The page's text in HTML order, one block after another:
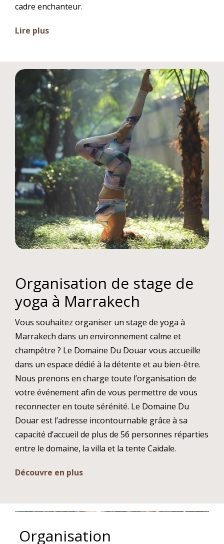
cadre enchanteur.
Lire plus
Organisation de stage de
yoga à Marrakech
Vous souhaitez organiser un stage de yoga à
Marrakech dans un environnement calme et
champêtre ? Le Domaine Du Douar vous accueille
dans un espace dédié à la détente et au bien-être.
Nous prenons en charge toute l’organisation de
votre événement afin de vous permettre de vous
reconnecter en toute sérénité. Le Domaine Du
Douar est l’adresse incontournable grâce à sa
capacité d’accueil de plus de 56 personnes réparties
entre le domaine, la villa et la tente Caidale.
Découvre en plus
Organisation